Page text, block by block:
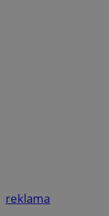
reklama